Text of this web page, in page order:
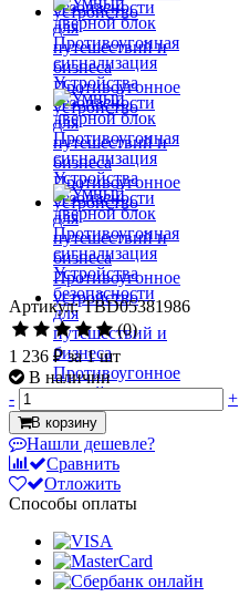
Артикул: TBD05381986
(0)
1 236 ₽за 1 шт
В наличии
-
+
В корзину
Нашли дешевле?
Сравнить
Отложить
Способы оплаты